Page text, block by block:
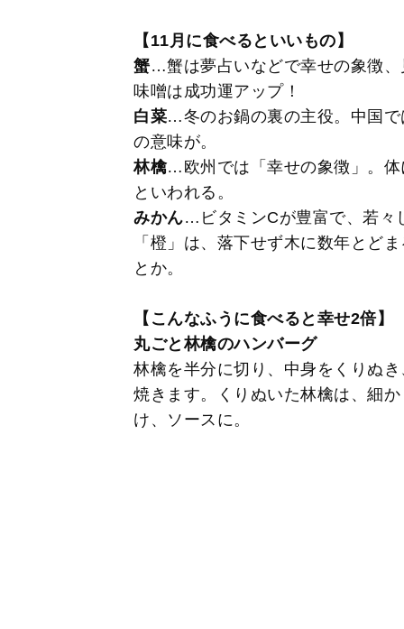
【11月に食べるといいもの】
蟹…蟹は夢占いなどで幸せの象徴
味噌は成功運アップ！
白菜…冬のお鍋の裏の主役。中国
の意味が。
林檎…欧州では「幸せの象徴」。
といわれる。
みかん…ビタミンCが豊富で、若々
「橙」は、落下せず木に数年とど
とか。
【こんなふうに食べると幸せ2倍】
丸ごと林檎のハンバーグ
林檎を半分に切り、中身をくりぬ
焼きます。くりぬいた林檎は、細
け、ソースに。